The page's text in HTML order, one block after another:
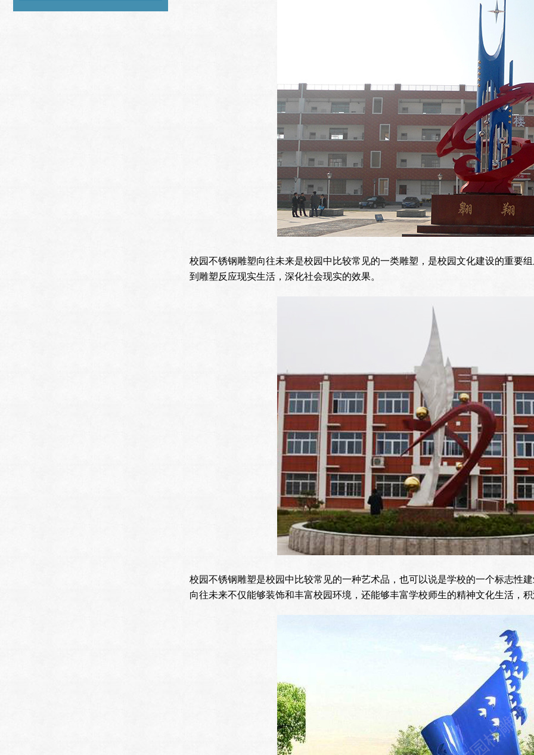
校园不锈钢雕塑向往未来是校园中比较常见的一类雕塑，是校园文化建设的重要
到雕塑反应现实生活，深化社会现实的效果。
校园不锈钢雕塑是校园中比较常见的一种艺术品，也可以说是学校的一个标志性
向往未来不仅能够装饰和丰富校园环境，还能够丰富学校师生的精神文化生活，